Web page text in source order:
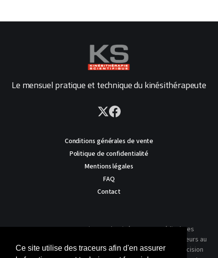
Ce site utilise des traceurs afin d'en assurer
Le mensuel pratique et technique du kinésithérapeute
Conditions générales de vente
Politique de confidentialité
Mentions légales
FAQ
Contact
AVERTISSEMENT : Ce site est destiné au corps médical. Les
traitements présentés ne reflètent que l'expérience des auteurs au
moment où leur article a été publié dans notre journal. La décision